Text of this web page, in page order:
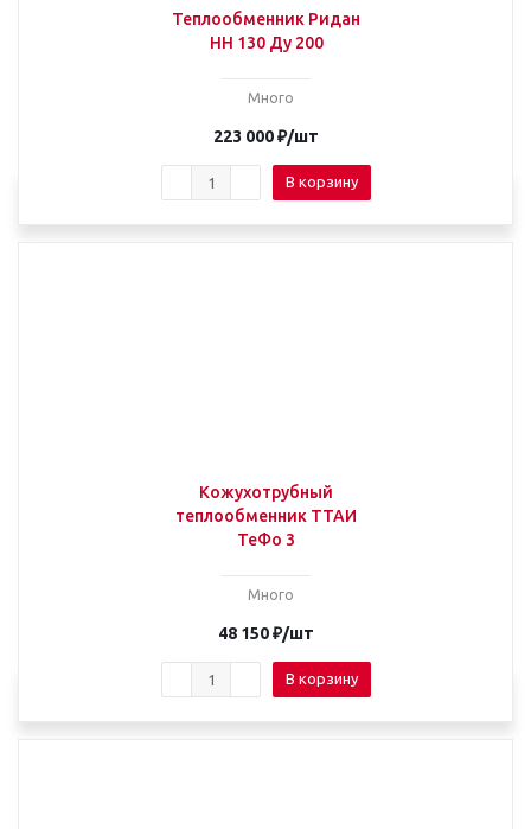
Теплообменник Ридан
НН 130 Ду 200
Много
223 000₽/шт
В корзину
Кожухотрубный
теплообменник ТТАИ
ТеФо 3
Много
48 150₽/шт
В корзину